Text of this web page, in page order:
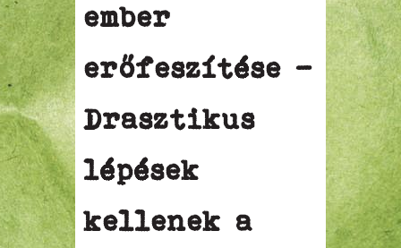
ember
erőfeszítése –
Drasztikus
lépések
kellenek a